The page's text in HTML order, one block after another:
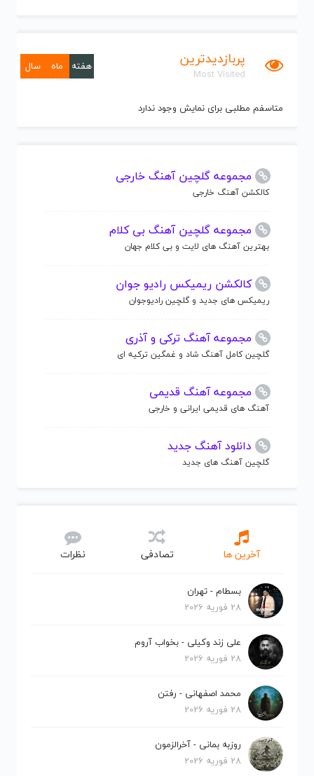
پربازدیدترین
Most Visited
هفته ماه سال
متاسفم مطلبی برای نمایش وجود ندارد
مجموعه گلچین آهنگ خارجی
کالکشن آهنگ خارجی
مجموعه گلچین آهنگ بی کلام
بهترین آهنگ های لایت و بی کلام جهان
کالکشن ریمیکس رادیو جوان
ریمیکس های جدید و گلچین رادیوجوان
مجموعه آهنگ ترکی و آذری
گلچین کامل آهنگ شاد و غمگین ترکیه ای
مجموعه آهنگ قدیمی
آهنگ های قدیمی ایرانی و خارجی
دانلود آهنگ جدید
گلچین آهنگ های جدید
آخرین ها تصادفی نظرات
بسطام - تهران
28 فوریه 2026
علی زند وکیلی - بخواب آروم
28 فوریه 2026
محمد اصفهانی - رفتن
28 فوریه 2026
روزبه بمانی - آخرالزمون
28 فوریه 2026